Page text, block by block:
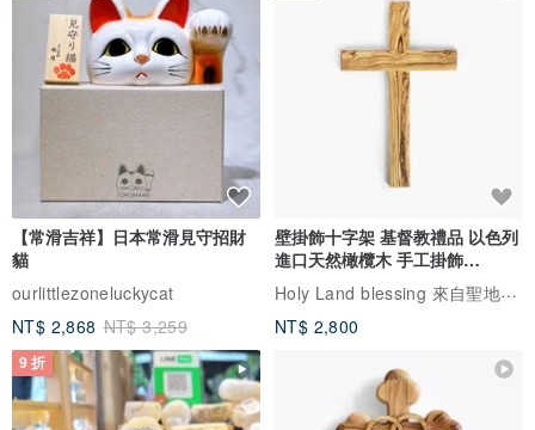
【常滑吉祥】日本常滑見守招財
貓
ourlittlezoneluckycat
NT$ 2,868 NT$ 3,259
壁掛飾十字架 基督教禮品 以色列
進口天然橄欖木 手工掛飾
161707
Holy Land blessing 來自聖地的祝福
NT$ 2,800
9 折